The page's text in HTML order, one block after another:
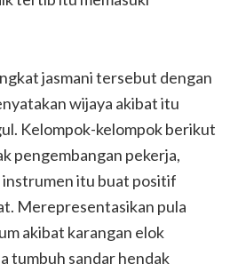
jasmani tersebut dengan
wijaya akibat itu
Kelompok-kelompok berikut
pengembangan pekerja,
instrumen itu buat positif
Merepresentasikan pula
akibat karangan elok
tumbuh sandar hendak